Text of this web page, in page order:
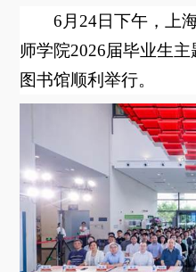
专项工作
关于我们
选择身份
信息系统
6 月 24日下午，上
师学院2026届毕业生
图书馆顺利举行。